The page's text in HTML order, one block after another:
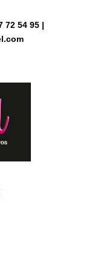
72 54 95 |